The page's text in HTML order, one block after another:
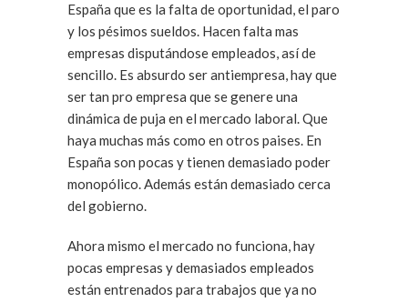
España que es la falta de oportunidad, el paro
y los pésimos sueldos. Hacen falta mas
empresas disputándose empleados, así de
sencillo. Es absurdo ser antiempresa, hay que
ser tan pro empresa que se genere una
dinámica de puja en el mercado laboral. Que
haya muchas más como en otros paises. En
España son pocas y tienen demasiado poder
monopólico. Además están demasiado cerca
del gobierno.
Ahora mismo el mercado no funciona, hay
pocas empresas y demasiados empleados
están entrenados para trabajos que ya no